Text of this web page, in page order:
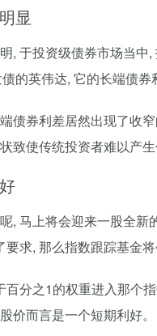
显
, 于投资级债券市场当
的英伟达, 它的长端债
债券利差居然出现了收
致使传统投资者难以产
, 马上将会迎来一股全
要求, 那么指数跟踪基金
百分之1的权重进入那个
价而言是一个短期利好。